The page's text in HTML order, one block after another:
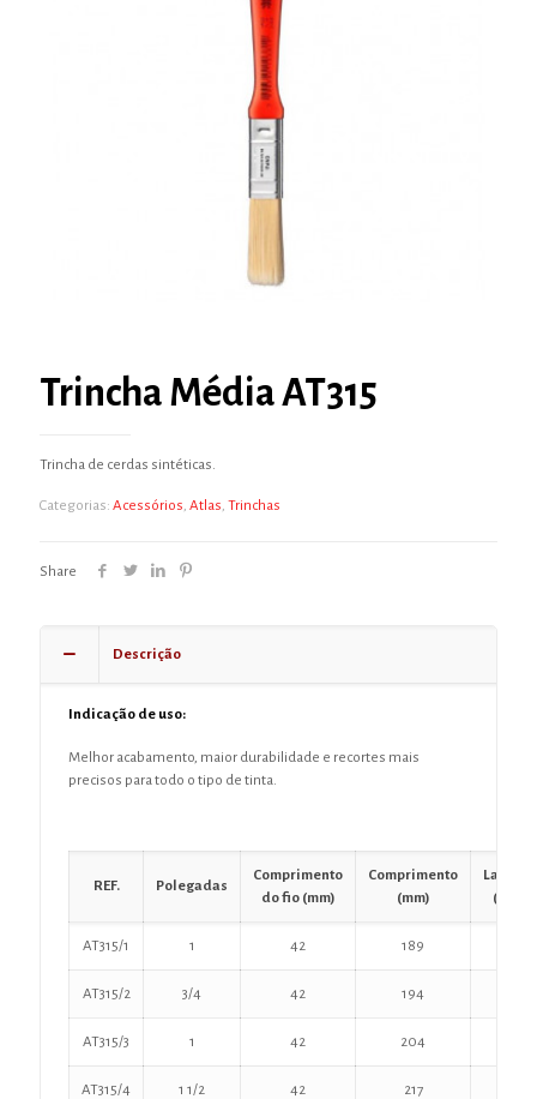
Trincha Média AT315
Trincha de cerdas sintéticas.
Categorias: Acessórios, Atlas, Trinchas
Share
Descrição
Indicação de uso:
Melhor acabamento, maior durabilidade e recortes mais
precisos para todo o tipo de tinta.
REF. Polegadas
Comprimento
do fio (mm)
Comprimento
(mm)
Largura
(mm)
AT315/1 1 42 189
AT315/2 3/4 42 194
AT315/3 1 42 204
AT315/4 1 1/2 42 217